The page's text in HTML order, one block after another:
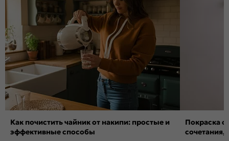
Как почистить чайник от накипи: простые и
эффективные способы
Покраска
сочетания,